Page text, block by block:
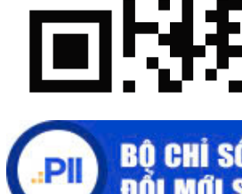
Thuột, giải phóng tỉnh Đắk Lắk (10/3/